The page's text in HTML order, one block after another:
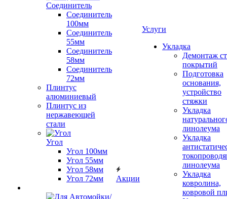
Соединитель
Соединитель
100мм
Соединитель
55мм
Соединитель
58мм
Соединитель
72мм
Плинтус
алюминиевый
Плинтус из
нержавеющей
стали
Угол
Угол 100мм
Угол 55мм
Угол 58мм
Угол 72мм
Акции
Услуги
Укладка
Демонтаж
покрытий
Подготовка
основания,
устройство
стяжки
Укладка
линолеума
Укладка
линолеума
Укладка
ковролина,
ковровой